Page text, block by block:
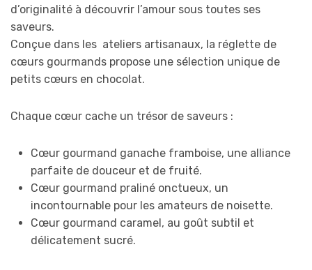
d’originalité à découvrir l’amour sous toutes ses
saveurs.
Conçue dans les ateliers artisanaux, la réglette de
cœurs gourmands propose une sélection unique de
petits cœurs en chocolat.
Chaque cœur cache un trésor de saveurs :
Cœur gourmand ganache framboise, une alliance
parfaite de douceur et de fruité.
Cœur gourmand praliné onctueux, un
incontournable pour les amateurs de noisette.
Cœur gourmand caramel, au goût subtil et
délicatement sucré.